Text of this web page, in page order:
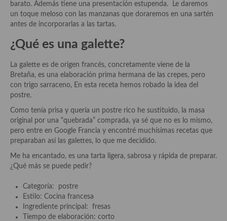
Origen y evolución de la comida
Protocolo y buenas maneras.
Ocio – restaurantes, bares, tabernas
Viajes eno-gastro-turísticos
En El Candelero
Las opiniones de la «Cocinera»
Prensa
Acompañamientos
Airfryer recetas
Aderezos, salsas, vinagretas, especias, hierbas aromáticas o
barato. Además tiene una presentación estupenda. Le daremos
un toque meloso con las manzanas que doraremos en una sartén
antes de incorporarlas a las tartas.
¿Qué es una galette?
La galette es de origen francés, concretamente viene de la
Bretaña, es una elaboración prima hermana de las crepes, pero
con trigo sarraceno, En esta receta hemos robado la idea del
postre.
Como tenía prisa y quería un postre rico he sustituido, la masa
original por una “quebrada” comprada, ya sé que no es lo mismo,
pero entre en Google Francia y encontré muchísimas recetas que
preparaban así las galettes, lo que me decidido.
Me ha encantado, es una tarta ligera, sabrosa y rápida de preparar.
¿Qué más se puede pedir?
Categoría: postre
Estilo: Cocina francesa
Ingrediente principal: fresas
Tiempo de elaboración: corto